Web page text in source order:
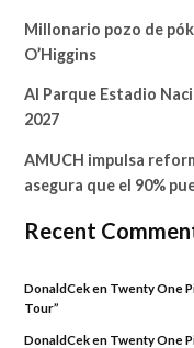
Millonario pozo de
O’Higgins
Al Parque Estadio
2027
AMUCH impulsa
asegura que el 90%
Recent
DonaldCeken Twenty One
Tour”
DonaldCeken Twenty One